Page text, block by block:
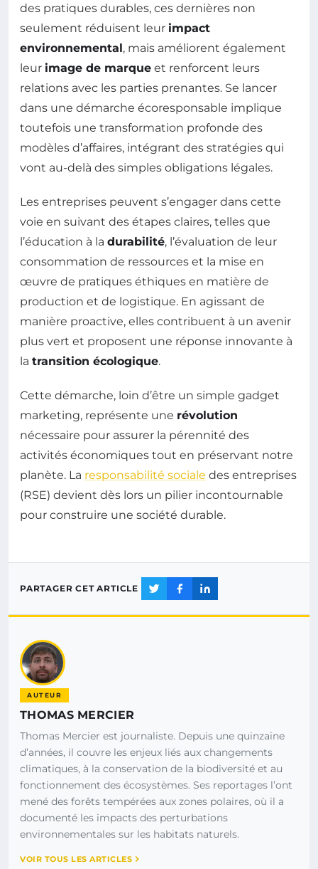
des pratiques durables, ces dernières non
seulement réduisent leur impact
environnemental, mais améliorent également
leur image de marque et renforcent leurs
relations avec les parties prenantes. Se lancer
dans une démarche écoresponsable implique
toutefois une transformation profonde des
modèles d’affaires, intégrant des stratégies qui
vont au-delà des simples obligations légales.
Les entreprises peuvent s’engager dans cette
voie en suivant des étapes claires, telles que
l’éducation à la durabilité, l’évaluation de leur
consommation de ressources et la mise en
œuvre de pratiques éthiques en matière de
production et de logistique. En agissant de
manière proactive, elles contribuent à un avenir
plus vert et proposent une réponse innovante à
la transition écologique.
Cette démarche, loin d’être un simple gadget
marketing, représente une révolution
nécessaire pour assurer la pérennité des
activités économiques tout en préservant notre
planète. La responsabilité sociale des entreprises
(RSE) devient dès lors un pilier incontournable
pour construire une société durable.
PARTAGER CET ARTICLE
AUTEUR
THOMAS MERCIER
Thomas Mercier est journaliste. Depuis une quinzaine
d’années, il couvre les enjeux liés aux changements
climatiques, à la conservation de la biodiversité et au
fonctionnement des écosystèmes. Ses reportages l’ont
mené des forêts tempérées aux zones polaires, où il a
documenté les impacts des perturbations
environnementales sur les habitats naturels.
VOIR TOUS LES ARTICLES